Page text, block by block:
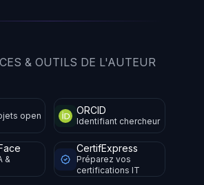
& OUTILS DE L'AUTEUR
open
ORCID
Identifiant chercheur
&
CertifExpress
Préparez vos
certifications IT